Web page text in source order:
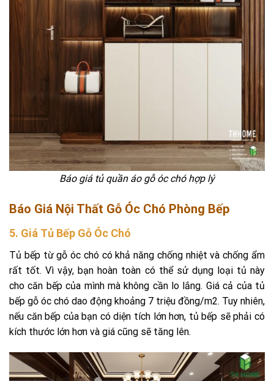
Báo giá tủ quần áo gỗ óc chó hợp lý
Báo Giá Nội Thất Gỗ Óc Chó Phòng Bếp
5. Giá Tủ Bếp Gỗ Óc Chó
Tủ bếp từ gỗ óc chó có khả năng chống nhiệt và chống ẩm
rất tốt. Vì vậy, bạn hoàn toàn có thể sử dụng loại tủ này
cho căn bếp của mình mà không cần lo lắng. Giá cả của tủ
bếp gỗ óc chó dao động khoảng 7 triệu đồng/m2. Tuy nhiên,
nếu căn bếp của bạn có diện tích lớn hơn, tủ bếp sẽ phải có
kích thước lớn hơn và giá cũng sẽ tăng lên.